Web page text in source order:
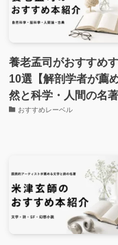
養老孟司がおすすめ
10選【解剖学者が薦
然と科学・人間の名著
おすすめレーベル